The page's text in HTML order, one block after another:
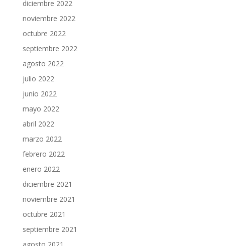
diciembre 2022
noviembre 2022
octubre 2022
septiembre 2022
agosto 2022
julio 2022
junio 2022
mayo 2022
abril 2022
marzo 2022
febrero 2022
enero 2022
diciembre 2021
noviembre 2021
octubre 2021
septiembre 2021